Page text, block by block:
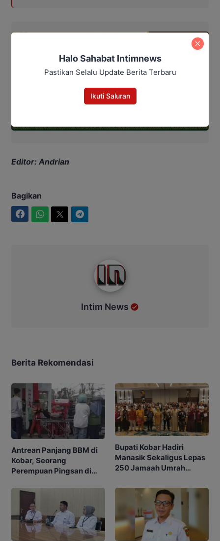
Editor: Andrian
Bagikan
Intim News
Berita Rekomendasi
Antrean Panjang BBM di
Kobar, Seorang
Perempuan Pingsan di
Bupati Kobar Hadiri
Manasik Sekaligus Lepas
250 Jamaah Umrah
Halo Sahabat Intimnews
Pastikan Selalu Update Berita Terbaru
Ikuti Saluran